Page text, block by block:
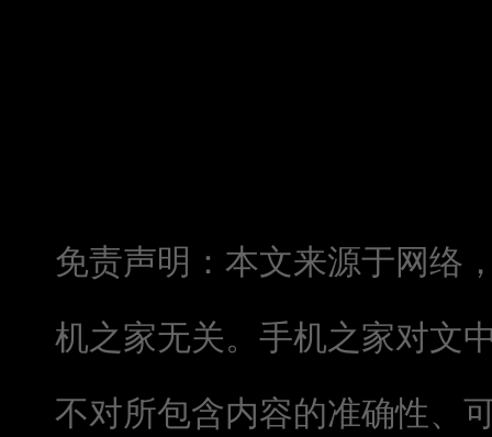
免责声明：本文来源于网络
机之家无关。手机之家对文
不对所包含内容的准确性、